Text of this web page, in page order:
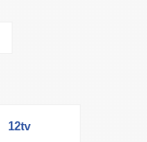
12tv